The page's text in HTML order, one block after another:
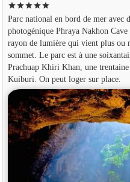
starstarstarstarstar
Parc national en bord de mer avec
photogénique Phraya Nakhon
rayon de lumière qui vient plus ou
sommet. Le parc est à une
Prachuap Khiri Khan, une
Kuiburi. On peut loger sur place.